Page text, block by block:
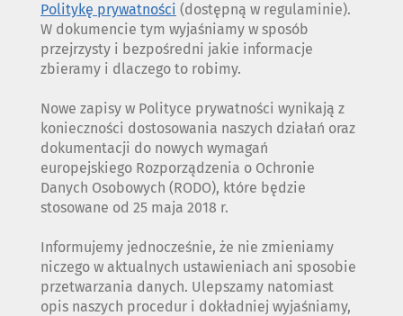
Politykę prywatności (dostępną w regulaminie).
W dokumencie tym wyjaśniamy w sposób
przejrzysty i bezpośredni jakie informacje
zbieramy i dlaczego to robimy.
Nowe zapisy w Polityce prywatności wynikają z
konieczności dostosowania naszych działań oraz
dokumentacji do nowych wymagań
europejskiego Rozporządzenia o Ochronie
Danych Osobowych (RODO), które będzie
stosowane od 25 maja 2018 r.
Informujemy jednocześnie, że nie zmieniamy
niczego w aktualnych ustawieniach ani sposobie
przetwarzania danych. Ulepszamy natomiast
opis naszych procedur i dokładniej wyjaśniamy,